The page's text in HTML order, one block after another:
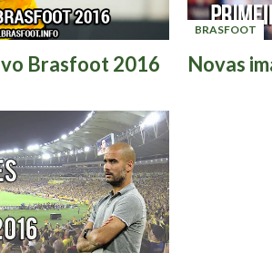
Brasfoot 2016
BRASFOOT
Novas